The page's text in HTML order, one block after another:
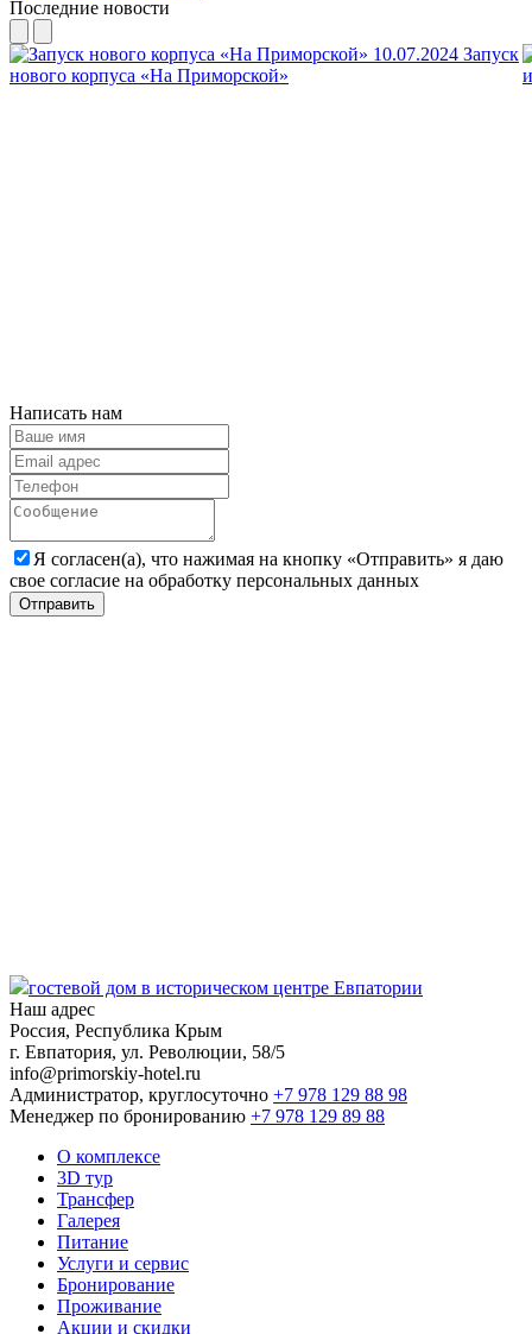
Последние новости
10.07.2024 Запуск
нового корпуса «На Приморской»
Написать нам
Я согласен(а), что нажимая на кнопку «Отправить» я даю
свое согласие на обработку персональных данных
Отправить
гостевой дом в историческом центре Евпатории
Наш адрес
Россия, Республика Крым
г. Евпатория, ул. Революции, 58/5
info@primorskiy-hotel.ru
Администратор, круглосуточно +7 978 129 88 98
Менеджер по бронированию +7 978 129 89 88
О комплексе
3D тур
Трансфер
Галерея
Питание
Услуги и сервис
Бронирование
Проживание
Акции и скидки